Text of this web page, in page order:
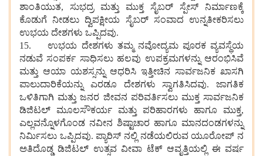
ಶಾಂತಿಯುತ, ಸುಭದ್ರ ಮತ್ತು ಮುಕ್ತ ಸೈಬರ್ ಸ್ಪೇಸ್ ನಿರ್ಮಾಣಕ್ಕೆ
ಕೊಡುಗೆ ನೀಡಲು ದ್ವಿಪಕ್ಷೀಯ ಸೈಬರ್ ಸಂವಾದ ಉನ್ನತೀಕರಿಸಲು
ಉಭಯ ದೇಶಗಳು ಒಪ್ಪಿದವು.
15. ಉಭಯ ದೇಶಗಳು ತಮ್ಮ ನವೋದ್ಯಮ ಪೂರಕ ವ್ಯವಸ್ಥೆಯ
ನಡುವೆ ಸಂಪರ್ಕ ಸಾಧಿಸಲು ಹಲವು ಉಪಕ್ರಮಗಳನ್ನು ಆರಂಭಿಸಿವೆ
ಮತ್ತು ಆಯಾ ಯಶಸ್ಸನ್ನು ಆಧರಿಸಿ ಇತ್ತೀಚಿನ ಸಾರ್ವಜನಿಕ ಖಾಸಗಿ
ಪಾಲುದಾರಿಕೆಯನ್ನು ಎರಡೂ ದೇಶಗಳು ಸ್ವಾಗತಿಸಿದವು. ಜಾಗತಿಕ
ಒಳಿತಿಗಾಗಿ ಮತ್ತು ಜನರ ಜೀವನ ಪರಿವರ್ತಿಸಲು ಮುಕ್ತ ಸಾರ್ವಜನಿಕ
ಡಿಜಿಟಲ್ ಮೂಲಸೌಕರ್ಯ ಮತ್ತು ಪರಿಹಾರಗಳು ಹಾಗೂ ಮುಕ್ತ,
ಎಲ್ಲವನ್ನೊಳಗೊಂಡ ನವೀನ ಶಿಷ್ಟಾಚಾರ ಹಾಗೂ ಮಾನದಂಡಗಳನ್ನು
ನಿರ್ಮಿಸಲು ಒಪ್ಪಿದವು. ಪ್ಯಾರಿಸ್ ನಲ್ಲಿ ನಡೆಯಲಿರುವ ಯೂರೋಪ್ ನ
ಅತಿದೊಡ್ಡ ಡಿಜಿಟಲ್ ಉತ್ಸವ ವೀವಾ ಟೆಕ್ ಆವೃತ್ತಿಯಲ್ಲಿ ಈ ವರ್ಷ